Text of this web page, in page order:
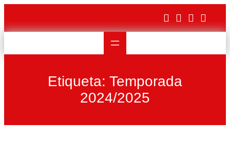
contenido
Etiqueta: Temporada
2024/2025